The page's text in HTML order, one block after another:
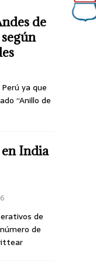
de
ya que
“Anillo de
India
de
de